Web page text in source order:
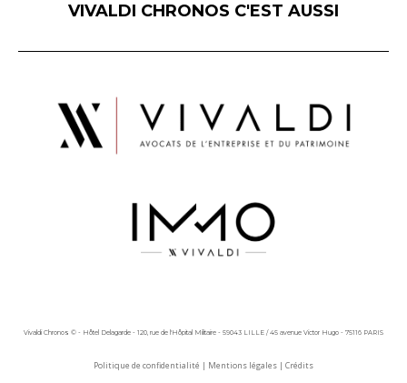
VIVALDI CHRONOS C'EST AUSSI
Vivaldi Chronos © - Hôtel Delagarde - 120, rue de l'Hôpital Militaire - 59043 LILLE / 45 avenue Victor Hugo - 75116 PARIS
Politique de confidentialité | Mentions légales | Crédits